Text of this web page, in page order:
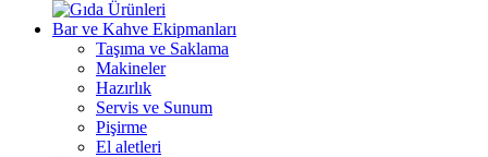
Bar ve Kahve Ekipmanları
Taşıma ve Saklama
Makineler
Hazırlık
Servis ve Sunum
Pişirme
El aletleri